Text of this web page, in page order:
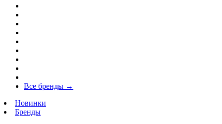
Все бренды →
Новинки
Бренды